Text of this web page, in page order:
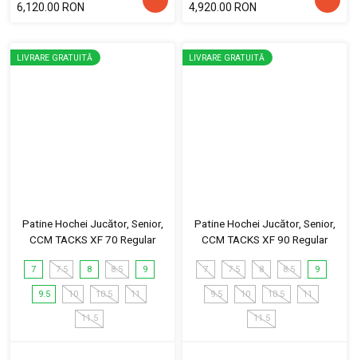
6,120.00 RON
4,920.00 RON
LIVRARE GRATUITĂ
Patine Hochei Jucător, Senior,
CCM TACKS XF 70 Regular
7 7.5 8 8.5 9
9.5 10 10.5 11
11.5
LIVRARE GRATUITĂ
Patine Hochei Jucător, Senior,
CCM TACKS XF 90 Regular
7 7.5 8 8.5 9
9.5 10 10.5 11
11.5